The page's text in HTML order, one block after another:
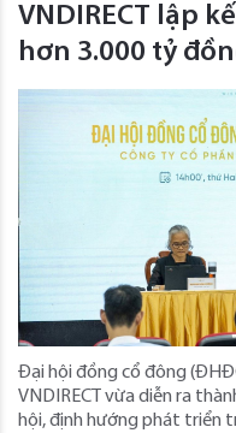
VNDIRECT lập
hơn 3.000 tỷ
Đại hội đồng cổ đông
VNDIRECT vừa diễn ra
hội, định hướng phát triển